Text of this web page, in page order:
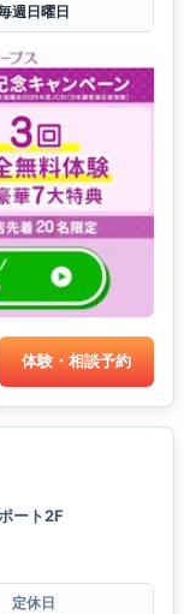
週日曜日
体験・相談予約
ート2F
定休日